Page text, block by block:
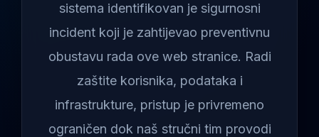
sistema identifikovan je sigurnosni
incident koji je zahtijevao preventivnu
obustavu rada ove web stranice. Radi
zaštite korisnika, podataka i
infrastrukture, pristup je privremeno
ograničen dok naš stručni tim provodi